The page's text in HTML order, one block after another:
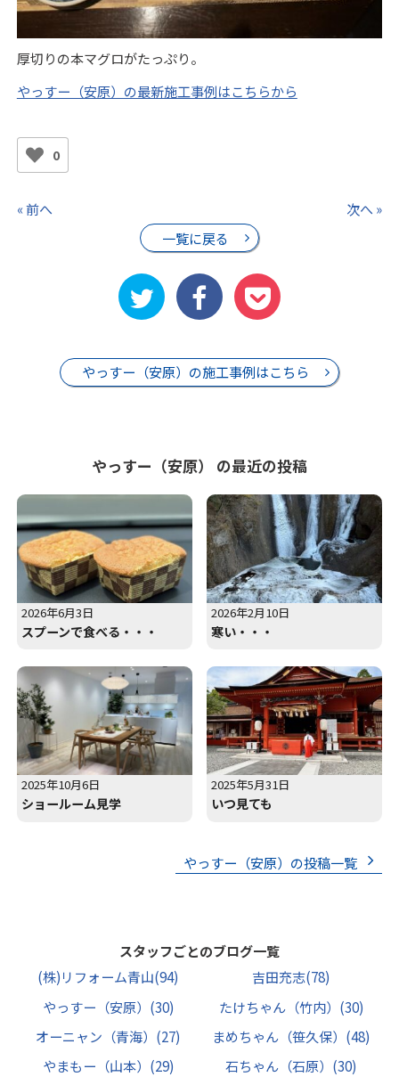
厚切りの本マグロがたっぷり。
やっすー（安原）の最新施工事例はこちらから
0
« 前へ
一覧に戻る
次へ »
やっすー（安原）の施工事例はこちら
やっすー（安原） の最近の投稿
2026年6月3日
スプーンで食べる・・・
2026年2月10日
寒い・・・
2025年10月6日
ショールーム見学
2025年5月31日
いつ見ても
やっすー（安原）の投稿一覧
スタッフごとのブログ一覧
(株)リフォーム青山(94) 吉田充志(78)
やっすー（安原） (30) たけちゃん（竹内） (30)
オーニャン（青海） (27) まめちゃん（笹久保） (48)
やまもー（山本） (29) 石ちゃん（石原） (30)